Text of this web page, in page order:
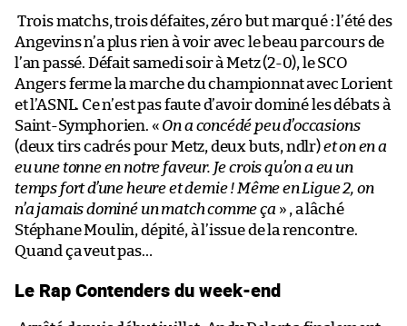
Trois matchs, trois défaites, zéro but marqué : l’été des
Angevins n’a plus rien à voir avec le beau parcours de
l’an passé. Défait samedi soir à Metz (2-0), le SCO
Angers ferme la marche du championnat avec Lorient
et l’ASNL. Ce n’est pas faute d’avoir dominé les débats à
Saint-Symphorien. « On a concédé peu d’occasions
(deux tirs cadrés pour Metz, deux buts, ndlr)et on en a
eu une tonne en notre faveur. Je crois qu’on a eu un
temps fort d’une heure et demie ! Même en Ligue 2, on
n’a jamais dominé un match comme ça » , a lâché
Stéphane Moulin, dépité, à l’issue de la rencontre.
Quand ça veut pas…
Le Rap Contenders du week-end